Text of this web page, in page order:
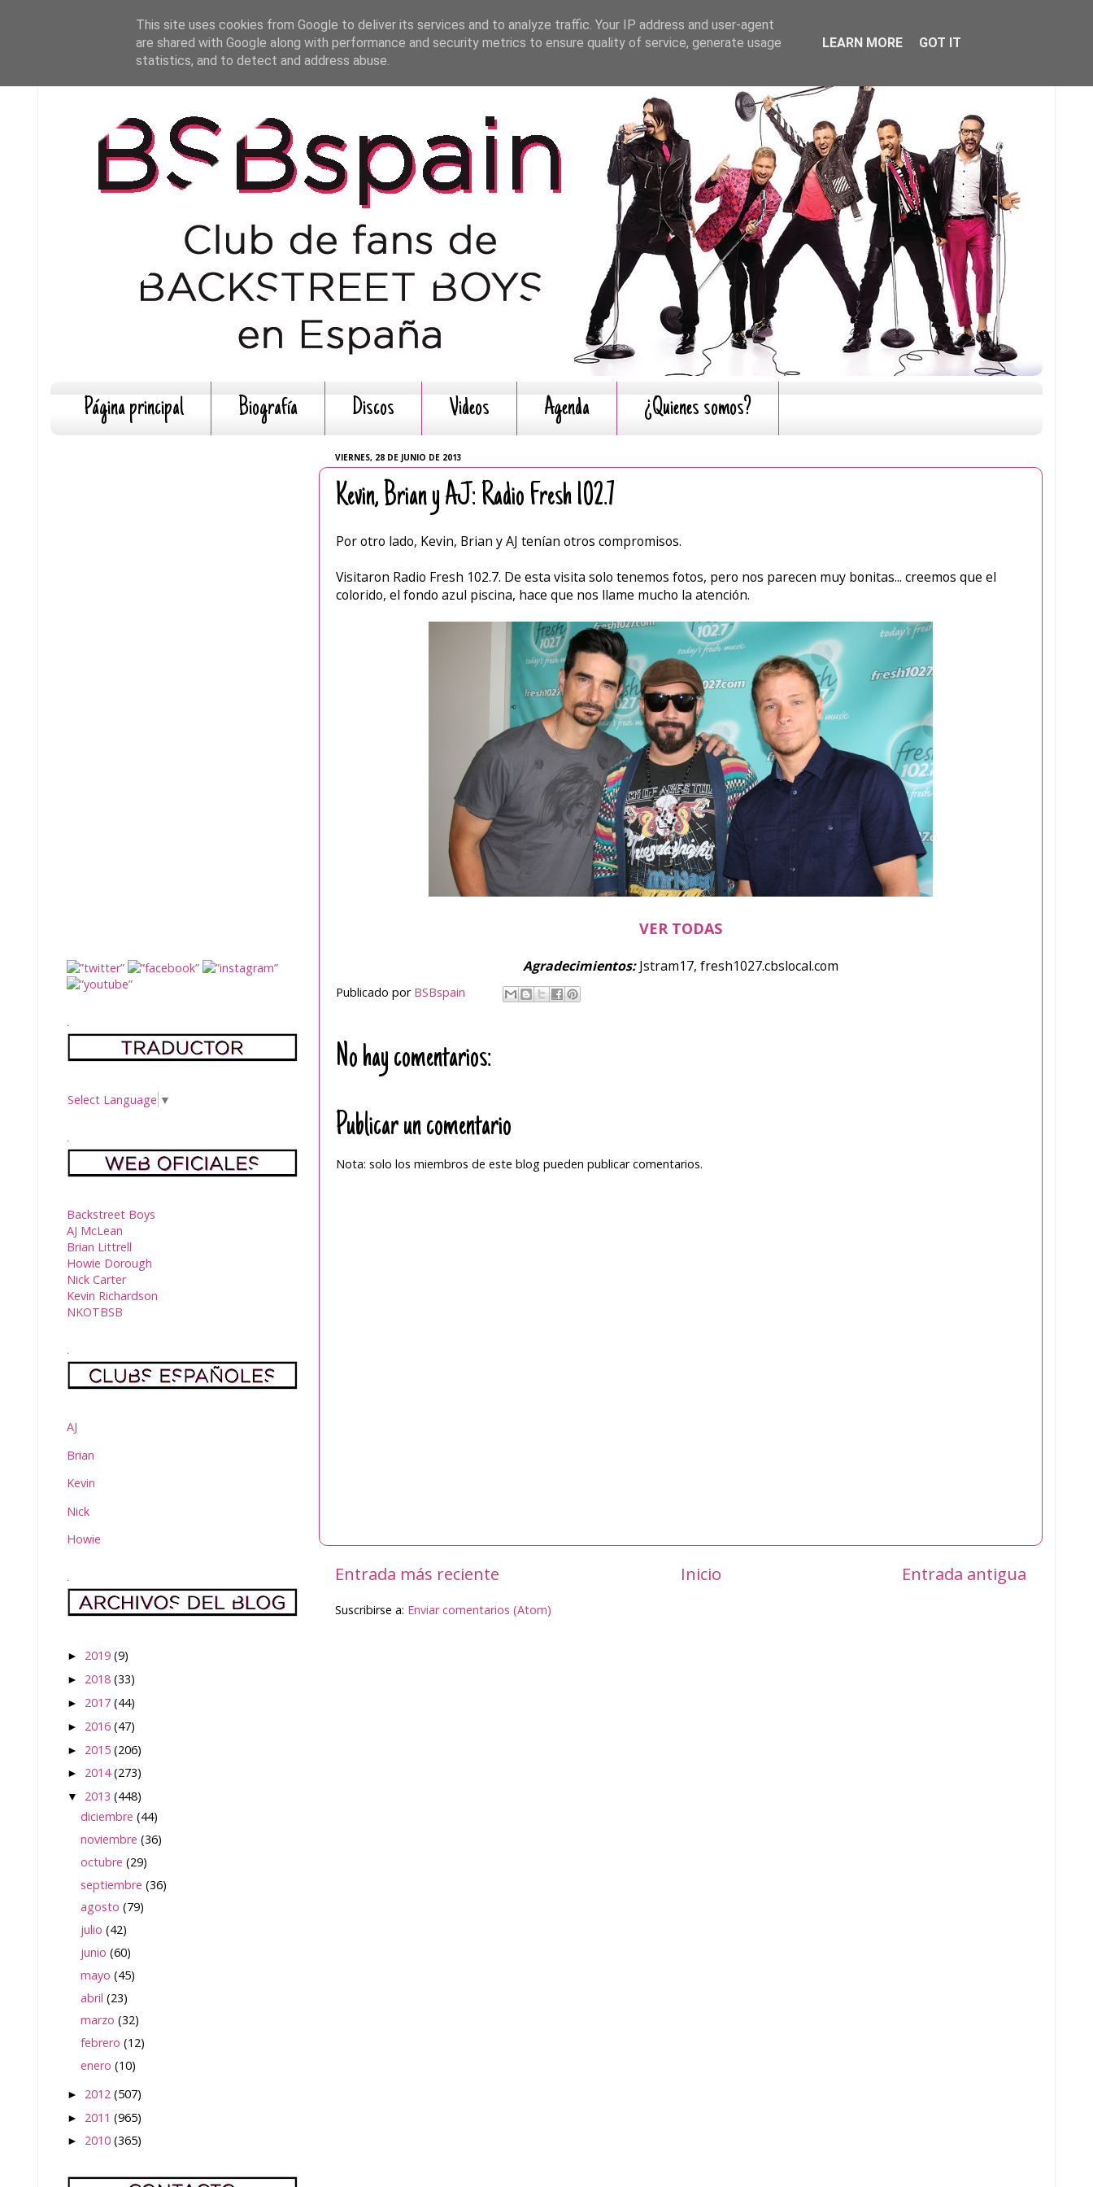
Página principal Biografía Discos Videos Agenda ¿Quienes somos?
VIERNES, 28 DE JUNIO DE 2013
Kevin, Brian y AJ: Radio Fresh 102.7
Por otro lado, Kevin, Brian y AJ tenían otros compromisos.
Visitaron Radio Fresh 102.7. De esta visita solo tenemos fotos, pero nos parecen muy bonitas... creemos que el
colorido, el fondo azul piscina, hace que nos llame mucho la atención.
VER TODAS
Agradecimientos:Jstram17, fresh1027.cbslocal.com
Publicado por BSBspain
No hay comentarios:
Publicar un comentario
Nota: solo los miembros de este blog pueden publicar comentarios.
Entrada más reciente Entrada antigua
Inicio
Suscribirse a: Enviar comentarios (Atom)
.
Select Language ▼
.
Backstreet Boys
AJ McLean
Brian Littrell
Howie Dorough
Nick Carter
Kevin Richardson
NKOTBSB
.
AJ
Brian
Kevin
Nick
Howie
.
► 2019 (9)
► 2018 (33)
► 2017 (44)
► 2016 (47)
► 2015 (206)
► 2014(273)
▼ 2013 (448)
diciembre(44)
noviembre(36)
octubre(29)
septiembre(36)
agosto(79)
julio(42)
junio(60)
mayo(45)
abril(23)
marzo(32)
febrero(12)
enero(10)
► 2012 (507)
► 2011 (965)
► 2010 (365)
This site uses cookies from Google to deliver its services and to analyze traffic. Your IP address and user-agent
are shared with Google along with performance and security metrics to ensure quality of service, generate usage
statistics, and to detect and address abuse.
LEARN MORE GOT IT